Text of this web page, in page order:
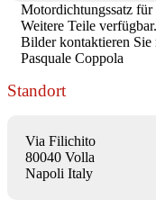
Motordichtungssatz
Weitere Teile
Bilder kontaktieren Sie
Pasquale Coppola
Standort
Via Filichito
80040 Volla
Napoli Italy